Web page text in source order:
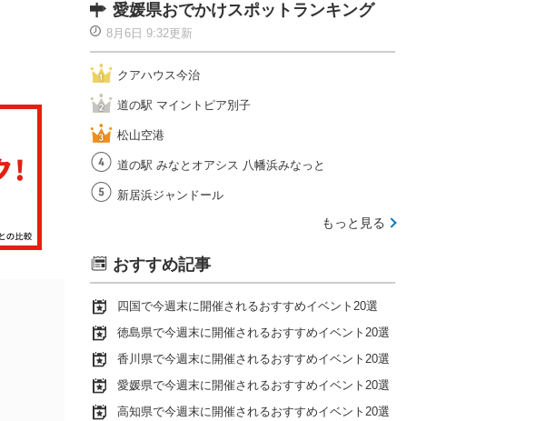
愛媛県おでかけスポットランキング
8月6日 9:32更新
クアハウス今治
道の駅 マイントピア別子
松山空港
道の駅 みなとオアシス 八幡浜みなっと
新居浜ジャンドール
もっと見る
おすすめ記事
四国で今週末に開催されるおすすめイベント20選
徳島県で今週末に開催されるおすすめイベント20選
香川県で今週末に開催されるおすすめイベント20選
愛媛県で今週末に開催されるおすすめイベント20選
高知県で今週末に開催されるおすすめイベント20選